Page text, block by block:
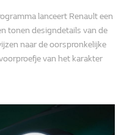
lanceert Renault een
tonen designdetails van de
naar de oorspronkelijke
van het karakter